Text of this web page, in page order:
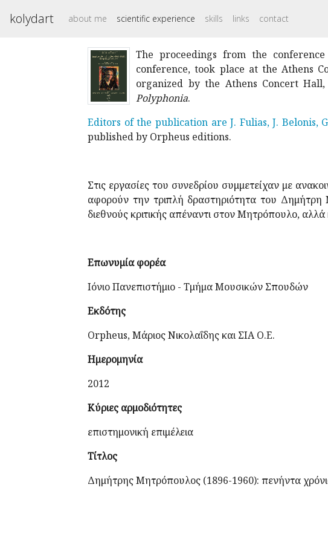
kolydart about me scientific experience skills links contact
The proceedings from the
conference, took place at the Athens
organized by the Athens Concert
Polyphonia.
Editors of the publication are J. Fulias, J. Belonis,
published by Orpheus editions.
Στις εργασίες του συνεδρίου συμμετείχαν με
αφορούν την τριπλή δραστηριότητα του Δημήτρη
διεθνούς κριτικής απέναντι στον Μητρόπουλο,
Επωνυμία φορέα
Ιόνιο Πανεπιστήμιο - Τμήμα Μουσικών Σπουδών
Εκδότης
Orpheus, Μάριος Νικολαΐδης και ΣΙΑ Ο.Ε.
Ημερομηνία
2012
Κύριες αρμοδιότητες
επιστημονική επιμέλεια
Τίτλος
Δημήτρης Μητρόπουλος (1896-1960): πενήντα